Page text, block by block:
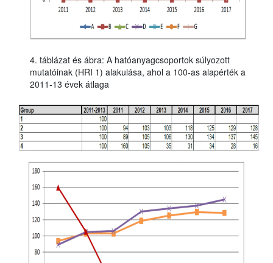
4. táblázat és ábra: A hatóanyagcsoportok súlyozott
mutatóinak (HRI 1) alakulása, ahol a 100-as alapérték a
2011-13 évek átlaga